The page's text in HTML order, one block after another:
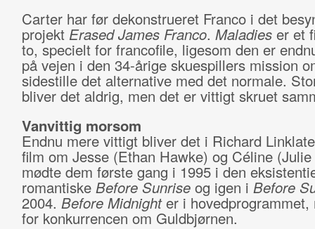
Carter har før dekonstrueret Franco i det
projekt Erased James Franco. Maladies er et
to, specielt for francofile, ligesom den er
på vejen i den 34-årige skuespillers mission
sidestille det alternative med det normale.
bliver det aldrig, men det er vittigt skruet
Vanvittig morsom
Endnu mere vittigt bliver det i Richard
film om Jesse (Ethan Hawke) og Céline
mødte dem første gang i 1995 i den
romantiske Before Sunrise og igen i Before
2004. Before Midnighter i hovedprogrammet,
for konkurrencen om Guldbjørnen.